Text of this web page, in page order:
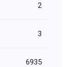
2
3
6935